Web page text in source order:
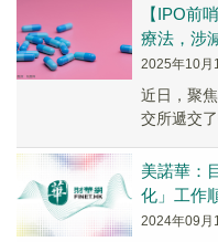
【IPO前
療法，涉
2025年10月
近日，聚
交所遞交
美諾華：
化」工作
2024年09月